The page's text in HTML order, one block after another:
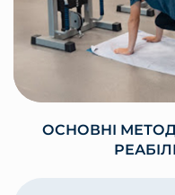
ОСНОВНІ